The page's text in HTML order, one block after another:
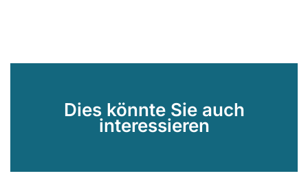
Dies könnte Sie auch
interessieren